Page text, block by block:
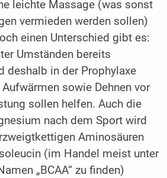
leichte Massage (was sonst
vermieden werden sollen)
einen Unterschied gibt es:
Umständen bereits
deshalb in der Prophylaxe
sowie Dehnen vor
sollen helfen. Auch die
nach dem Sport wird
Aminosäuren
(im Handel meist unter
„BCAA“ zu finden)